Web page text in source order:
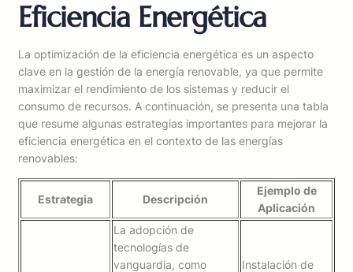
Eficiencia Energética
La optimización de la eficiencia energética es un aspecto
clave en la gestión de la energía renovable, ya que permite
maximizar el rendimiento de los sistemas y reducir el
consumo de recursos. A continuación, se presenta una tabla
que resume algunas estrategias importantes para mejorar la
eficiencia energética en el contexto de las energías
renovables:
Estrategia Descripción
Ejemplo de
Aplicación
La adopción de
tecnologías de
vanguardia, como
Instalación de